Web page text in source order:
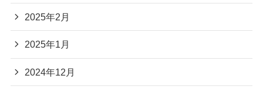
2025年2月
2025年1月
2024年12月